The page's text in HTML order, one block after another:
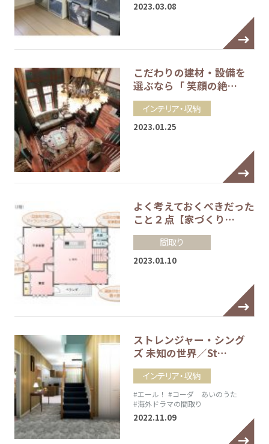
2023.03.08
こだわりの建材・設備を
選ぶなら「 笑顔の絶…
インテリア・収納
2023.01.25
よく考えておくべきだった
こと２点【家づくり…
間取り
2023.01.10
ストレンジャー・シング
ズ 未知の世界／St…
インテリア・収納
#エール！ #コーダ あいのうた
#海外ドラマの間取り
2022.11.09